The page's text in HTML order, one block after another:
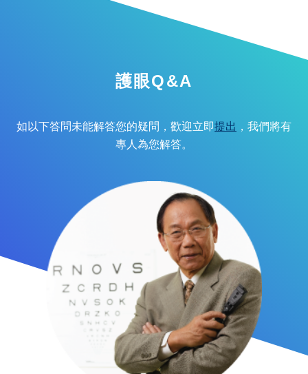
護眼Q&A
如以下答問未能解答您的疑問，歡迎立即提出 ，我們將有
專人為您解答。